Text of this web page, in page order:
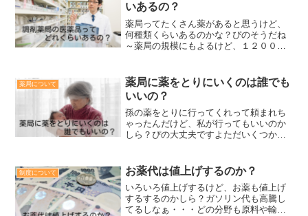
いあるの？
薬局ってたくさん薬があると思うけど、
何種類くらいあるのかな？ぴのそうだね
～薬局の規模にもよるけど、１２００種
薬があるのか全部覚えてるの？ぴの完全
に・・・というのは備蓄して...
薬局について
薬局に薬をとりにいくのは誰でも
いいの？
孫の薬をとりに行ってくれって頼まれち
ゃったんだけど、私が行ってもいいのか
しら？ぴの大丈夫ですよただいくつか注
う場合のことを詳しく紹介していきます
ね薬を代わりにとりに行っ...
制度について お薬代は値上げするのか？
いろいろ値上げするけど、お薬も値上げ
するするのかしら？ガソリン代も高騰し
てるしなぁ・・・どの分野も原料や輸送